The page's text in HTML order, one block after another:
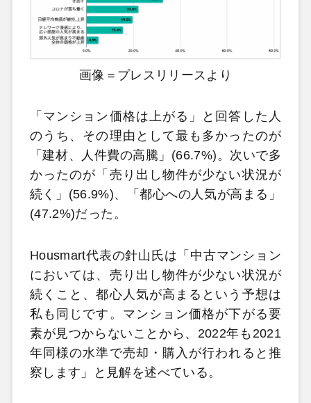
画像＝プレスリリースより
「マンション価格は上がる」と回答した人
のうち、その理由として最も多かったのが
「建材、人件費の高騰」(66.7%)。次いで多
かったのが「売り出し物件が少ない状況が
続く」(56.9%)、「都心への人気が高まる」
(47.2%)だった。
Housmart代表の針山氏は「中古マンション
においては、売り出し物件が少ない状況が
続くこと、都心人気が高まるという予想は
私も同じです。マンション価格が下がる要
素が見つからないことから、2022年も2021
年同様の水準で売却・購入が行われると推
察します」と見解を述べている。